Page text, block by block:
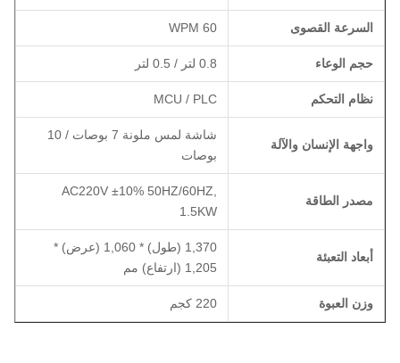
السرعة القصوى 60 WPM
حجم الوعاء 0.8 لتر / 0.5 لتر
نظام التحكم MCU / PLC
واجهة الإنسان والآلة
شاشة لمس ملونة 7 بوصات / 10
بوصات
مصدر الطاقة
AC220V ±10% 50HZ/60HZ,
1.5KW
أبعاد التعبئة
1,370 (طول) * 1,060 (عرض) *
1,205 (ارتفاع) مم
وزن العبوة 220 كجم